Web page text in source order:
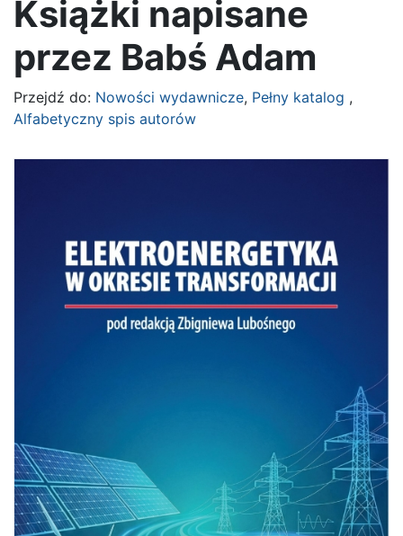
Książki napisane
przez Babś Adam
Przejdź do: Nowości wydawnicze, Pełny katalog ,
Alfabetyczny spis autorów